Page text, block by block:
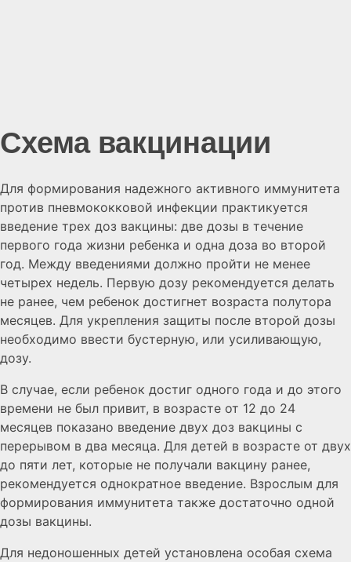
Схема вакцинации
Для формирования надежного активного иммунитета
против пневмококковой инфекции практикуется
введение трех доз вакцины: две дозы в течение
первого года жизни ребенка и одна доза во второй
год. Между введениями должно пройти не менее
четырех недель. Первую дозу рекомендуется делать
не ранее, чем ребенок достигнет возраста полутора
месяцев. Для укрепления защиты после второй дозы
необходимо ввести бустерную, или усиливающую,
дозу.
В случае, если ребенок достиг одного года и до этого
времени не был привит, в возрасте от 12 до 24
месяцев показано введение двух доз вакцины с
перерывом в два месяца. Для детей в возрасте от двух
до пяти лет, которые не получали вакцину ранее,
рекомендуется однократное введение. Взрослым для
формирования иммунитета также достаточно одной
дозы вакцины.
Для недоношенных детей установлена особая схема